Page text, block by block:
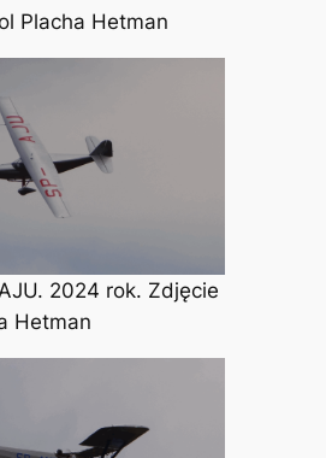
Placha Hetman
2024 rok. Zdjęcie
Hetman